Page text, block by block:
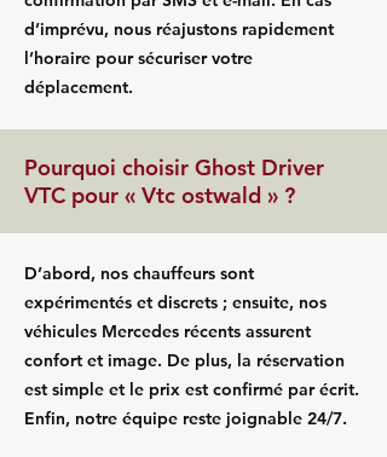
d’imprévu, nous réajustons rapidement
l’horaire pour sécuriser votre
déplacement.
Pourquoi choisir Ghost Driver
VTC pour « Vtc ostwald » ?
D’abord, nos chauffeurs sont
expérimentés et discrets ; ensuite, nos
véhicules Mercedes récents assurent
confort et image. De plus, la réservation
est simple et le prix est confirmé par écrit.
Enfin, notre équipe reste joignable 24/7.